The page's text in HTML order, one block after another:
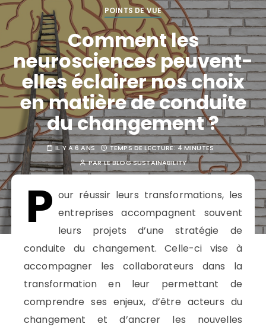
POINTS DE VUE
Comment les
neurosciences peuvent-
elles éclairer nos choix
en matière de conduite
du changement ?
IL Y A 6 ANS TEMPS DE LECTURE:4 MINUTES
PARLE BLOG SUSTAINABILITY
P our réussir leurs transformations, les
entreprises accompagnent souvent
leurs projets d’une stratégie de
conduite du changement. Celle-ci vise à
accompagner les collaborateurs dans la
transformation en leur permettant de
comprendre ses enjeux, d’être acteurs du
changement et d’ancrer les nouvelles